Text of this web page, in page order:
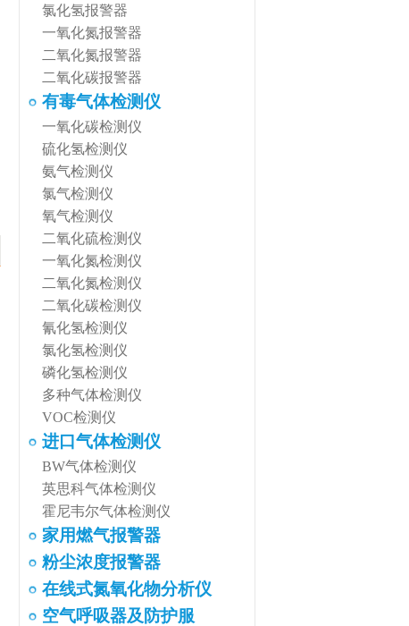
氯化氢报警器
一氧化氮报警器
二氧化氮报警器
二氧化碳报警器
有毒气体检测仪
一氧化碳检测仪
硫化氢检测仪
氨气检测仪
氯气检测仪
氧气检测仪
二氧化硫检测仪
一氧化氮检测仪
二氧化氮检测仪
二氧化碳检测仪
氰化氢检测仪
氯化氢检测仪
磷化氢检测仪
多种气体检测仪
VOC检测仪
进口气体检测仪
BW气体检测仪
英思科气体检测仪
霍尼韦尔气体检测仪
家用燃气报警器
粉尘浓度报警器
在线式氮氧化物分析仪
空气呼吸器及防护服